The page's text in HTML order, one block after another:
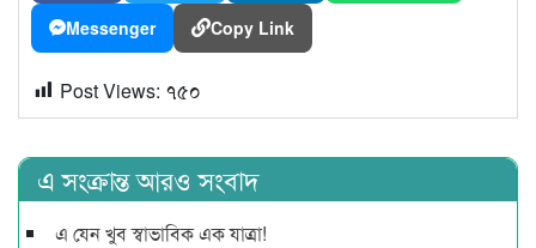
Messenger Copy Link
Post Views: ৭৫০
এ সংক্রান্ত আরও সংবাদ
এ যেন খুব স্বাভাবিক এক যাত্রা!